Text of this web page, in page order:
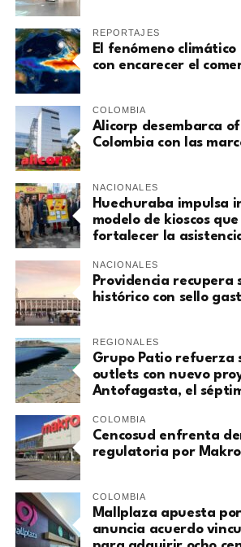
REPORTAJES
El fenómeno
con encarecer el
COLOMBIA
Alicorp desembarca
Colombia con las
NACIONALES
Huechuraba impulsa
modelo de kioscos
fortalecer la
NACIONALES
Providencia recupera
histórico con sello
REGIONALES
Grupo Patio refuerza
outlets con nuevo
Antofagasta, el
COLOMBIA
Cencosud enfrenta
regulatoria por
COLOMBIA
Mallplaza apuesta
anuncia acuerdo